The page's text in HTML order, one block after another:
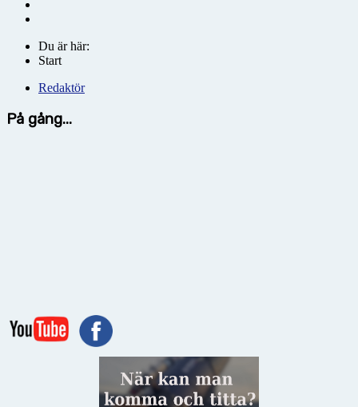
Du är här:
Start
Redaktör
På gång...